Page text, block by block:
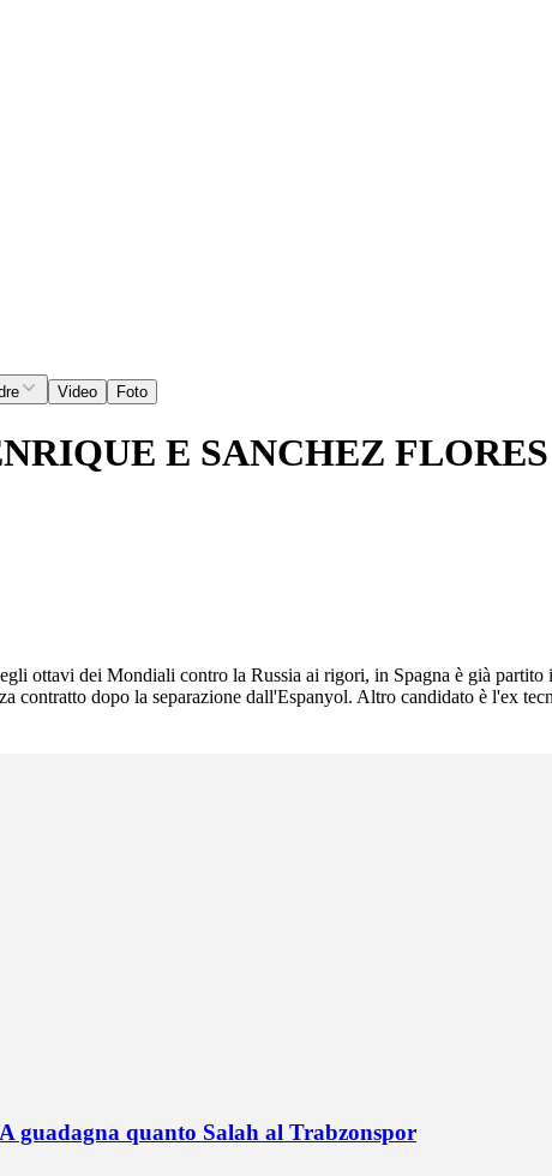
Video Foto
E SANCHEZ
ottavi dei Mondiali contro la Russia ai rigori, in Spagna è già
contratto dopo la separazione dall'Espanyol. Altro candidato è l'ex
guadagna quanto Salah al Trabzonspor